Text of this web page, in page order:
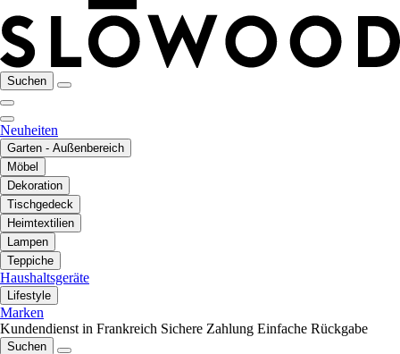
Suchen
Neuheiten
Garten - Außenbereich
Möbel
Dekoration
Tischgedeck
Heimtextilien
Lampen
Teppiche
Haushaltsgeräte
Lifestyle
Marken
Kundendienst in Frankreich Sichere Zahlung Einfache Rückgabe
Suchen